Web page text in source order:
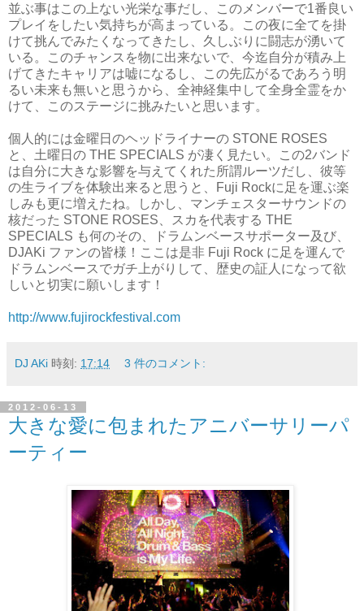
並ぶ事はこの上ない光栄な事だし、このメンバーで1番良い
プレイをしたい気持ちが高まっている。この夜に全てを掛
けて挑んでみたくなってきたし、久しぶりに闘志が湧いて
いる。このチャンスを物に出来ないで、今迄自分が積み上
げてきたキャリアは嘘になるし、この先広がるであろう明
るい未来も無いと思うから、全神経集中して全身全霊をか
けて、このステージに挑みたいと思います。
個人的には金曜日のヘッドライナーの STONE ROSES
と、土曜日の THE SPECIALS が凄く見たい。この2バンド
は自分に大きな影響を与えてくれた所謂ルーツだし、彼等
の生ライブを体験出来ると思うと、Fuji Rockに足を運ぶ楽
しみも更に増えたね。しかし、マンチェスターサウンドの
核だった STONE ROSES、スカを代表する THE
SPECIALS も何のその、ドラムンベースサポーター及び、
DJAKi ファンの皆様！ここは是非 Fuji Rock に足を運んで
ドラムンベースでガチ上がりして、歴史の証人になって欲
しいと切実に願いします！
http://www.fujirockfestival.com
DJ AKi 時刻: 17:14 3 件のコメント:
2012-06-13
大きな愛に包まれたアニバーサリーパ
ーティー